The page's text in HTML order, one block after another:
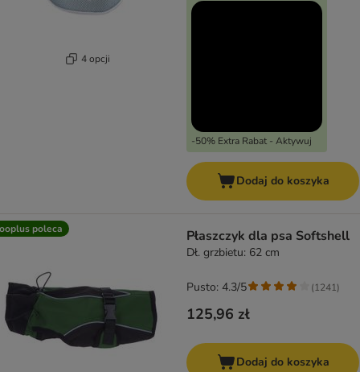
4 opcji
-50% Extra Rabat - Aktywuj
Dodaj do koszyka
poleca Płaszczyk dla psa Softshell
Dł. grzbietu: 62 cm
125,96 zł
Pusto: 4.3/5 (1241)
Dodaj do koszyka